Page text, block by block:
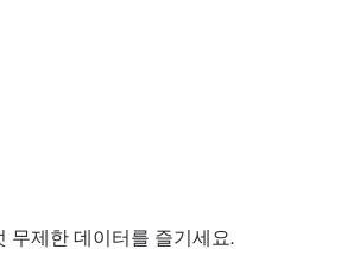
무제한 데이터를 즐기세요.